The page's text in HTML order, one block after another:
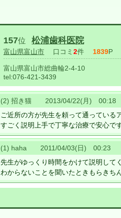
157位 松浦歯科医院
富山県富山市 口コミ 2件 1839P
富山県富山市総曲輪2-4-10
tel:076-421-3439
(2) 招き猫 2013/04/22(月) 00:18
ご近所の方が先生を頼って通っている
すごく説明上手で丁寧な治療で安心です
(1) haha 2011/04/03(日) 00:23
先生がゆっくり時間をかけて説明して
わからないことを聞いたときもらきち